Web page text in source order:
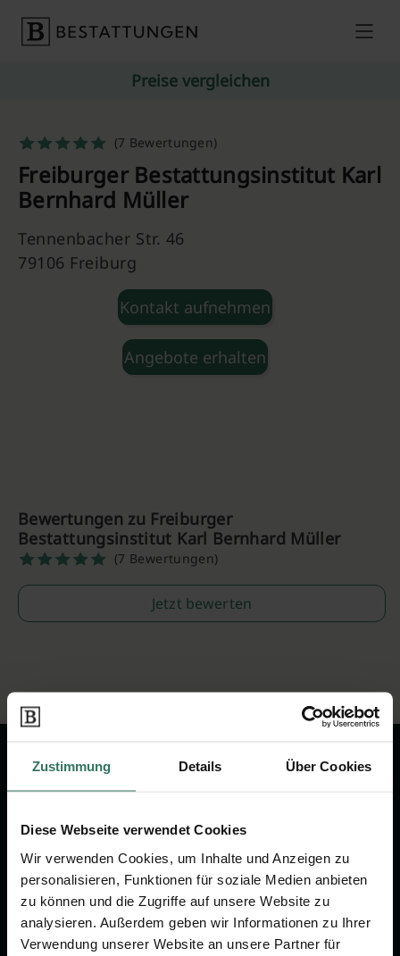
Zustimmung Details Über Cookies
Diese Webseite verwendet Cookies
Wir verwenden Cookies, um Inhalte und Anzeigen zu
personalisieren, Funktionen für soziale Medien anbieten
zu können und die Zugriffe auf unsere Website zu
analysieren. Außerdem geben wir Informationen zu Ihrer
Verwendung unserer Website an unsere Partner für
Preise vergleichen
(7 Bewertungen)
Freiburger Bestattungsinstitut Karl
Bernhard Müller
Tennenbacher Str. 46
79106 Freiburg
Kontakt aufnehmen
Angebote erhalten
Bewertungen zu Freiburger
Bestattungsinstitut Karl Bernhard Müller
(7 Bewertungen)
Jetzt bewerten
um das Thema Bestattung &
Vorsorge.
Jetzt beraten lassen